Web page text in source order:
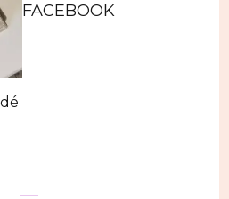
FACEBOOK